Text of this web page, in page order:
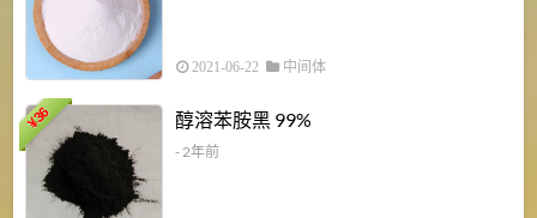
2021-06-22 中间体
¥
36 醇溶苯胺黑 99%
- 2年前